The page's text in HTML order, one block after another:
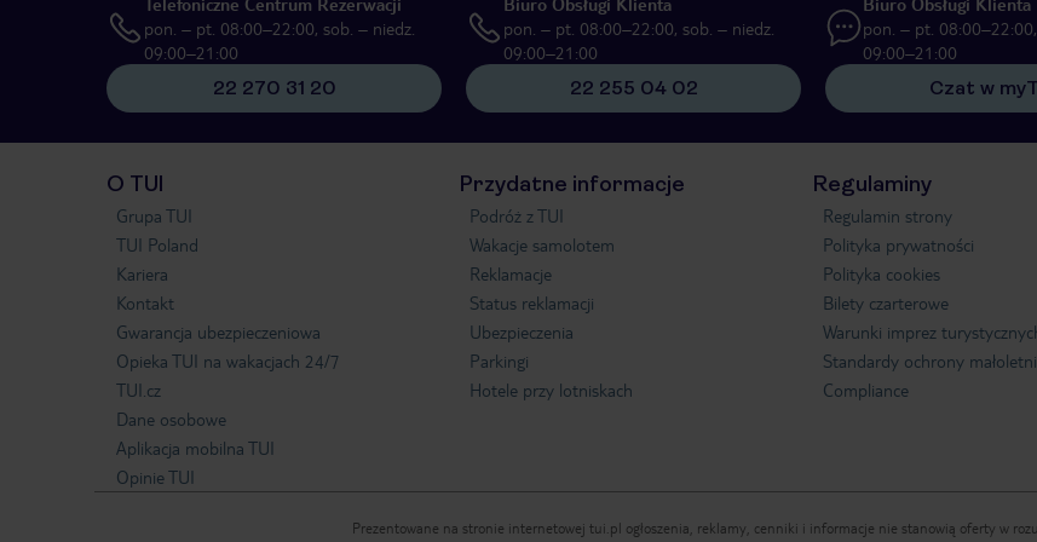
pon. – pt. 08:00–22:00, sob. – niedz.
09:00–21:00
22 270 31 20
pon. – pt. 08:00–22:00, sob. – niedz.
09:00–21:00
22 255 04 02
pon. – pt.
09:00–21:00
Czat w
O TUI
Grupa TUI
TUI Poland
Kariera
Kontakt
Gwarancja ubezpieczeniowa
Opieka TUI na wakacjach 24/7
TUI.cz
Dane osobowe
Aplikacja mobilna TUI
Opinie TUI
Przydatne informacje
Podróż z TUI
Wakacje samolotem
Reklamacje
Status reklamacji
Ubezpieczenia
Parkingi
Hotele przy lotniskach
Regulaminy
Regulamin strony
Polityka prywatności
Polityka cookies
Bilety czarterowe
Warunki imprez
Standardy ochrony
Compliance
Prezentowane na stronie internetowej tui.pl ogłoszenia, reklamy, cenniki i informacje nie stanowią oferty w